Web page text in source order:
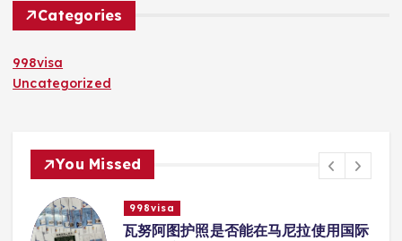
Categories
998visa
Uncategorized
You Missed
998visa
瓦努阿图护照是否能在马尼拉使用国际